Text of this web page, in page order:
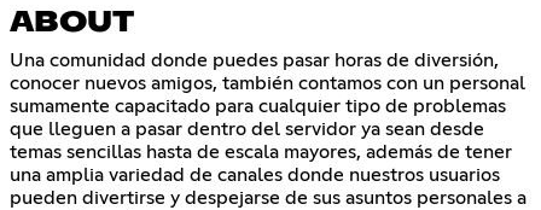
ABOUT
Una comunidad donde puedes pasar horas de diversión,
conocer nuevos amigos, también contamos con un personal
sumamente capacitado para cualquier tipo de problemas
que lleguen a pasar dentro del servidor ya sean desde
temas sencillas hasta de escala mayores, además de tener
una amplia variedad de canales donde nuestros usuarios
pueden divertirse y despejarse de sus asuntos personales a